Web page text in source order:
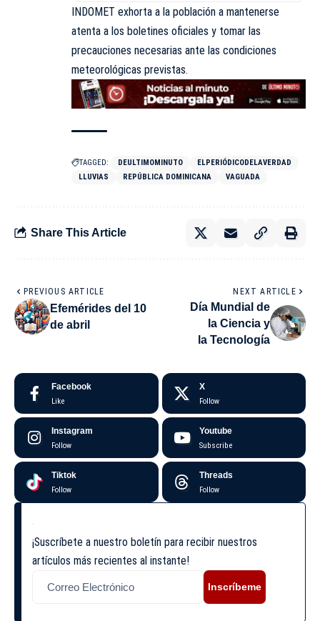
INDOMET exhorta a la población a mantenerse
atenta a los boletines oficiales y tomar las
precauciones necesarias ante las condiciones
meteorológicas previstas.
TAGGED: DEULTIMOMINUTO
ELPERIÓDICODELAVERDAD
LLUVIAS
REPÚBLICA DOMINICANA VAGUADA
Share This Article
PREVIOUS ARTICLE
Efemérides del 10
de abril
NEXT ARTICLE
Día Mundial de
la Ciencia y
la Tecnología
Facebook
Like
X
Follow
Instagram
Follow
Youtube
Subscribe
Tiktok
Follow
Threads
Follow
¡Suscríbete a nuestro boletín para recibir nuestros
artículos más recientes al instante!
Inscríbeme